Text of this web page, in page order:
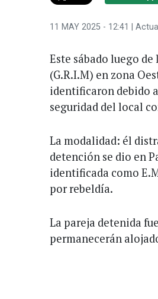
11 MAY 2025 - 12:41 |
Este sábado luego
(G.R.I.M) en zona
identificaron debido
seguridad del local
La modalidad: él
detención se dio en
identificada como
por rebeldía.
La pareja detenida
permanecerán